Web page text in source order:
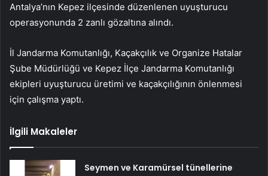
Antalya’nın Kepez ilçesinde düzenlenen uyuşturucu
operasyonunda 2 zanlı gözaltına alındı.
İl Jandarma Komutanlığı, Kaçakçılık ve Organize Hatalar
Şube Müdürlüğü ve Kepez İlçe Jandarma Komutanlığı
ekipleri uyuşturucu üretimi ve kaçakçılığının önlenmesi
için çalışma yaptı.
İlgili Makaleler
Seymen ve Karamürsel tünellerine